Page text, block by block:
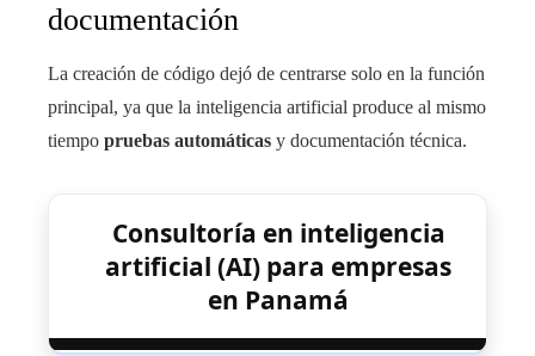
documentación
La creación de código dejó de centrarse solo en la función
principal, ya que la inteligencia artificial produce al mismo
tiempo pruebas automáticas y documentación técnica.
Consultoría en inteligencia
artificial (AI) para empresas
en Panamá